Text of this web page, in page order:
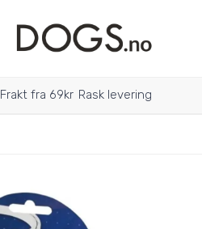
Frakt fra 69kr Rask levering